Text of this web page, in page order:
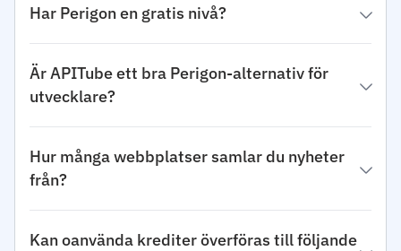
Har Perigon en gratis nivå?
Är APITube ett bra Perigon-alternativ för
utvecklare?
Hur många webbplatser samlar du nyheter
från?
Kan oanvända krediter överföras till följande